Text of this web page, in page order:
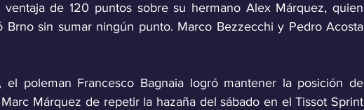
de 120 puntos sobre su hermano Alex Márquez, quien
Brno sin sumar ningún punto. Marco Bezzecchi y Pedro Acosta
el poleman Francesco Bagnaia logró mantener la posición de
Márquez de repetir la hazaña del sábado en el Tissot Sprint